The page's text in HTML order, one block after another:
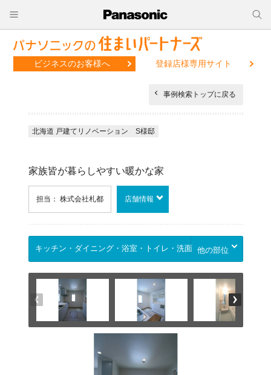
ビジネスのお客様へ 登録店様専用サイト
事例検索トップに戻る
北海道 戸建てリノベーション S様邸
家族皆が暮らしやすい暖かな家
担当： 株式会社札都 店舗情報
他の部位